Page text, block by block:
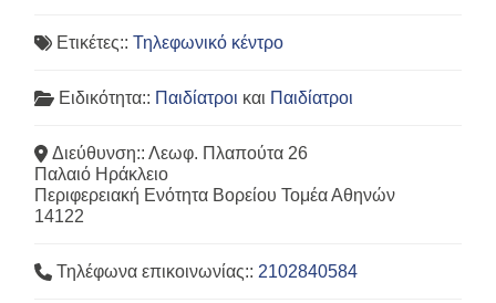
Ετικέτες::Τηλεφωνικό κέντρο
Ειδικότητα:: Παιδίατροι και Παιδίατροι
Διεύθυνση::Λεωφ. Πλαπούτα 26
Παλαιό Ηράκλειο
Περιφερειακή Ενότητα Βορείου Τομέα Αθηνών
14122
Τηλέφωνα επικοινωνίας:: 2102840584